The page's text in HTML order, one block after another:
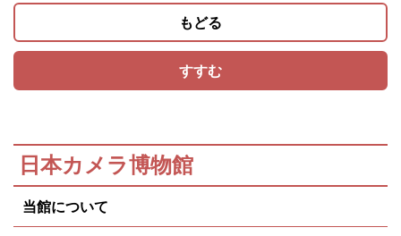
もどる
すすむ
日本カメラ博物館
当館について